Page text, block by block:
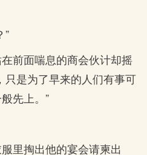
”
前面喘息的商会伙计却摇
只是为了早来的人们有事可
先上。”
里掏出他的宴会请柬出